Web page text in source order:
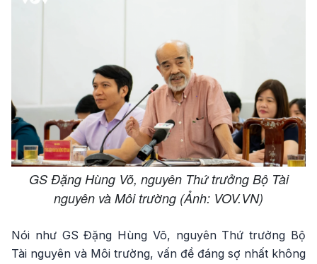
GS Đặng Hùng Võ, nguyên Thứ trưởng Bộ Tài
nguyên và Môi trường (Ảnh: VOV.VN)
Nói như GS Đặng Hùng Võ, nguyên Thứ trưởng Bộ
Tài nguyên và Môi trường, vấn đề đáng sợ nhất không